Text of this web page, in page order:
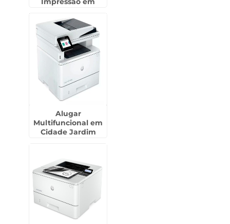
Alugar
Multifuncional em
Cidade Jardim